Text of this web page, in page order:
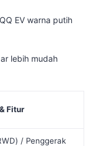
lebih mudah
Fitur
/ Penggerak